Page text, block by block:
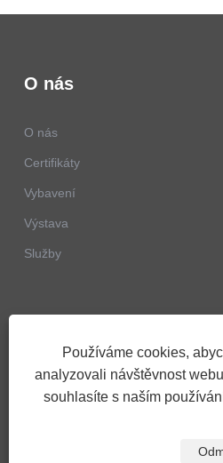
O nás
O nás
Certifikáty
Vybavení
Výstava
Služby
Copyright © 2023 Shandong Yitai
Používáme cookies,
analyzovali návštěvnost
souhlasíte s naším